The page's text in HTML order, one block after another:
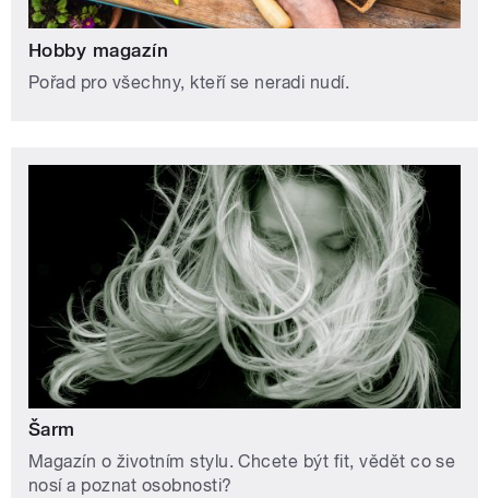
Hobby magazín
Pořad pro všechny, kteří se neradi nudí.
Šarm
Magazín o životním stylu. Chcete být fit, vědět co se
nosí a poznat osobnosti?